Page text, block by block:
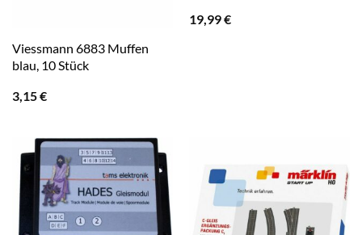
Viessmann 6883 Muffen
blau, 10 Stück
3,15€
19,99€